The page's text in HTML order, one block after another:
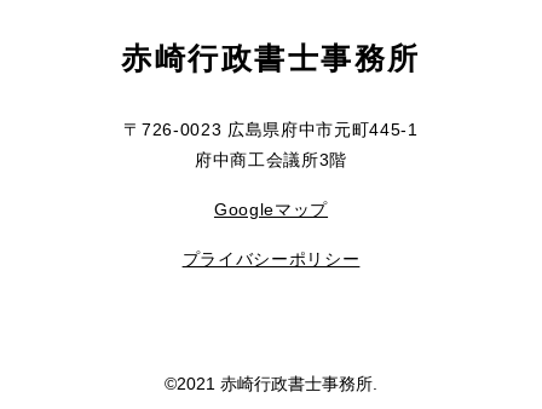
赤崎行政書士事務所
〒726-0023 広島県府中市元町445-1
府中商工会議所3階
Googleマップ
プライバシーポリシー
©2021 赤崎行政書士事務所.